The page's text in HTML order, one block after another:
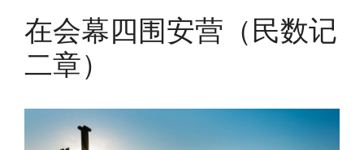
在会幕四围安营（民数记
二章）